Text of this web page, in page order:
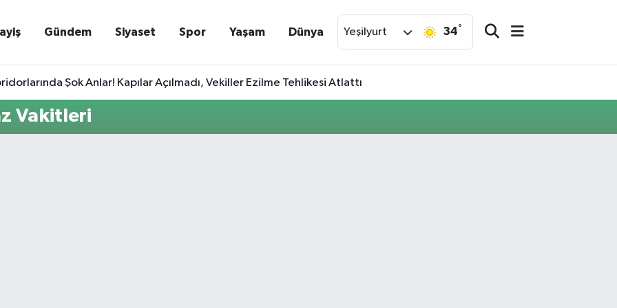
Gündem Siyaset Spor Yaşam Dünya Yeşilyurt 34°
Şok Anlar! Kapılar Açılmadı, Vekiller Ezilme Tehlikesi Atlattı
Vakitleri